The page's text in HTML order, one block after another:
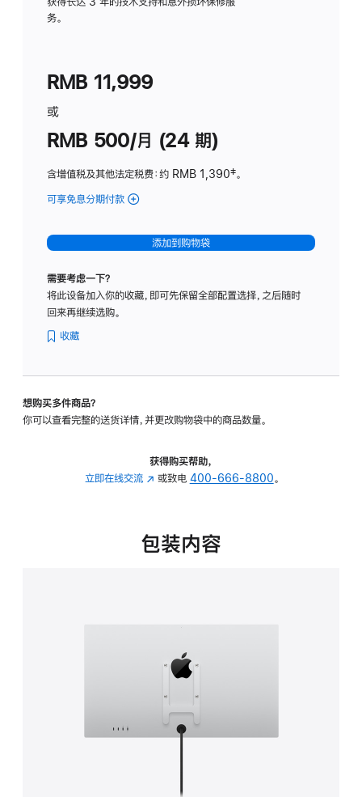
务。
RMB 11,999
或
RMB 500/月 (24 期)
含增值税及其他法定税费：约 RMB 1,390脚
‡。
可享免息分期付款 (Studio
-
标
璃
转
的
添加到购物袋
需要考虑一下？
将此设备加入你的收藏，即可先保留全部配置选择，之后随时
回来再继续选购。
收藏
想购买多件商品？
你可以查看完整的送货详情，并更改购物袋中的商品数量。
获得购买帮助，
立即在线交流 (在
中
或致电 400-666-8800。
包装内容